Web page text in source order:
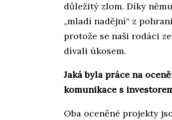
důležitý zlom. Díky
„mladí nadějní“ z
protože se naši rodáci
dívali úkosem.
Jaká byla práce na
komunikace s
Oba oceněné projekty